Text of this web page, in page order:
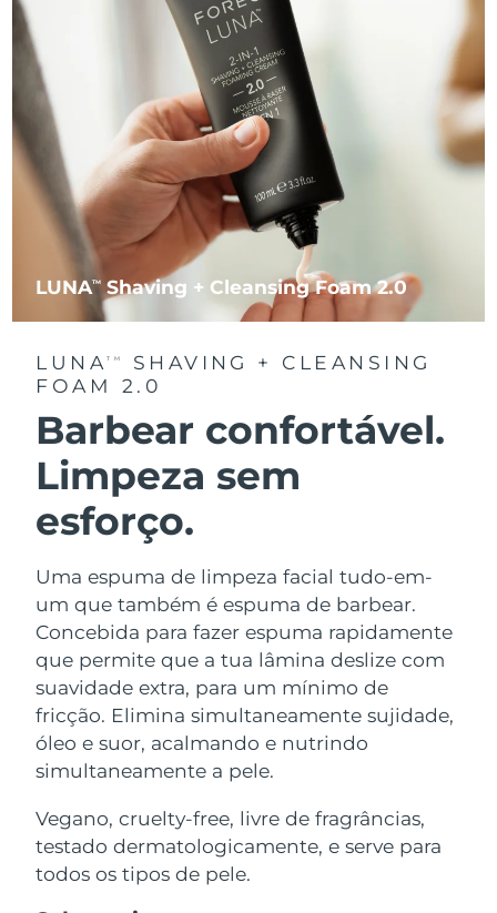
LUNATM Shaving + Cleansing Foam 2.0
LUNATM
SHAVING + CLEANSING
FOAM 2.0
Barbear confortável.
Limpeza sem
esforço.
Uma espuma de limpeza facial tudo-em-
um que também é espuma de barbear.
Concebida para fazer espuma rapidamente
que permite que a tua lâmina deslize com
suavidade extra, para um mínimo de
fricção. Elimina simultaneamente sujidade,
óleo e suor, acalmando e nutrindo
simultaneamente a pele.
Vegano, cruelty-free, livre de fragrâncias,
testado dermatologicamente, e serve para
todos os tipos de pele.